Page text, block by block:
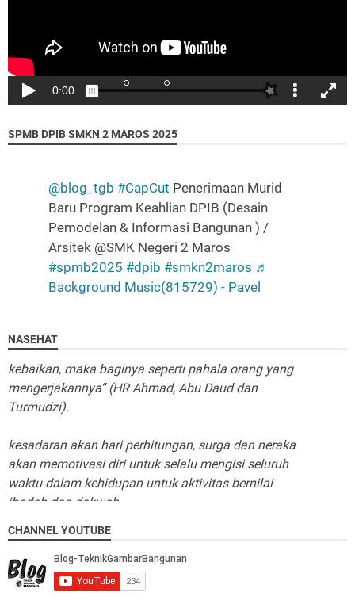
SPMB DPIB SMKN 2 MAROS 2025
@blog_tgb #CapCut Penerimaan Murid
Baru Program Keahlian DPIB (Desain
Pemodelan & Informasi Bangunan ) /
Arsitek @SMK Negeri 2 Maros
#spmb2025 #dpib #smkn2maros ♬
Background Music(815729) - Pavel
NASEHAT
sehingga amalan apapun adalah harus selalu
disandarkan pada kesadaran bahwa Allah mengawasi
gerak gerik kita….."
"TIADA KEMULIAAN TANPA ISLAM, TIADA SEMPURNA
ISLAM TANPA SYARIAH, TAKKAN TEGAK SYARIAH
TANPA DAULAH, DAULAH KHILAFAH RASIDAH."
“barangsiapa yang menunjukkan pada suatu
kebaikan, maka baginya seperti pahala orang yang
mengerjakannya” (HR Ahmad, Abu Daud dan
Turmudzi).
akan memotivasi diri untuk selalu mengisi seluruh
waktu dalam kehidupan untuk aktivitas bernilai
ibadah dan dakwah.
pada Allah SWT. Mengharapkan sesuatu selain
dariNya berarti meminta kesia-siaan dan
mendatangkan kekecewaan…
CHANNEL YOUTUBE